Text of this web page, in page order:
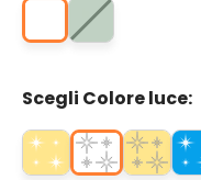
Scegli Colore luce: